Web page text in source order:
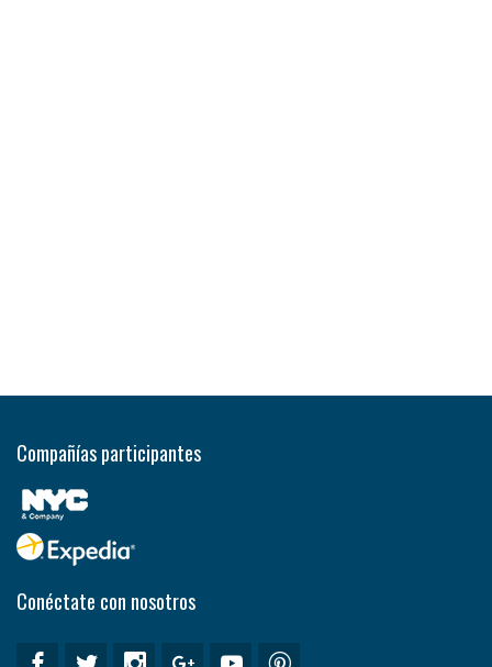
Compañías participantes
Conéctate con nosotros